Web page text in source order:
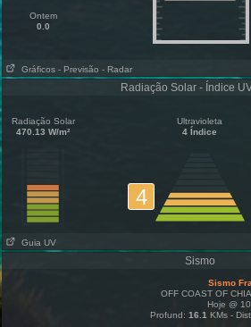
Ontem
0.0
Gráficos - Previsão - Radar
Radiação Solar - Índice
Radiação Solar
470.13 W/m²
Ultravioleta
4 Índice
4
Guia UV
Sismo
Sismo
OFF COAST OF
Hoje @
Profund:16.1 KMs -